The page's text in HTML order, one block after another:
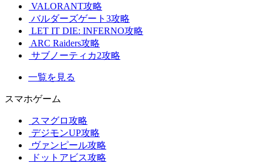
VALORANT攻略
バルダーズゲート3攻略
LET IT DIE: INFERNO攻略
ARC Raiders攻略
サブノーティカ2攻略
一覧を見る
スマホゲーム
スマグロ攻略
デジモンUP攻略
ヴァンピール攻略
ドットアビス攻略